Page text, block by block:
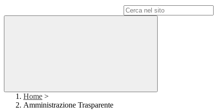
Home >
Amministrazione Trasparente